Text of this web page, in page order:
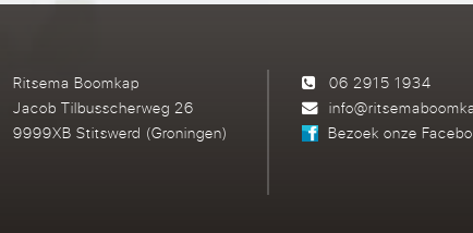
Ritsema Boomkap
Jacob Tilbusscherweg 26
9999XB Stitswerd (Groningen)
06 2915 1934
Bezoek onze